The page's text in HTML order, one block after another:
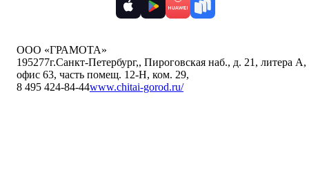
ООО «ГРАМОТА»
195277г.Санкт-Петербург,, Пироговская наб., д. 21, литера А,
офис 63, часть помещ. 12-Н, ком. 29,
8 495 424-84-44www.chitai-gorod.ru/